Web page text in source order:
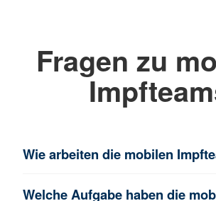
Fragen zu
Wie arbeiten die mobilen
Welche Aufgabe haben die